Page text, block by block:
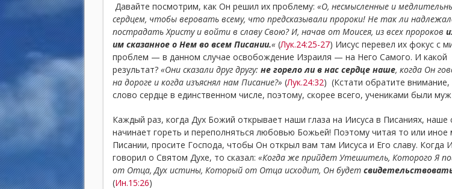
Давайте посмотрим, как Он решил их проблему: «О, несмысленные и
сердцем, чтобы веровать всему, что предсказывали пророки! Не так ли
пострадать Христу и войти в славу Свою? И, начав от Моисея, из всех пророков
им сказанное о Нем во всем Писании.« (Лук.24:25-27) Иисус перевел их фокус с
проблем — в данном случае освобождение Израиля — на Него Самого. И какой
результат? «Они сказали друг другу: не горело ли в нас сердце наше, когда Он
на дороге и когда изъяснял нам Писание?» (Лук.24:32) (Кстати обратите внимание,
слово сердце в единственном числе, поэтому, скорее всего, учениками были
Каждый раз, когда Дух Божий открывает наши глаза на Иисуса в Писаниях, наше
начинает гореть и переполняться любовью Божьей! Поэтому читая то или иное
Писании, просите Господа, чтобы Он открыл вам там Иисуса и Его славу. Когда
говорил о Святом Духе, то сказал: «Когда же прийдет Утешитель, Которого Я
от Отца, Дух истины, Который от Отца исходит, Он будет
(Ин.15:26)